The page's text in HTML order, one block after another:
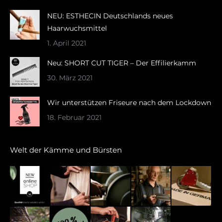
in
new
window
in
new
window
NEU: ESTHECIN Deutschlands neues
Haarwuchsmittel
1. April 2021
Neu: SHORT CUT TIGER – Der Effilierkamm
30. März 2021
Wir unterstützen Friseure nach dem Lockdown
18. Februar 2021
Welt der Kämme und Bürsten